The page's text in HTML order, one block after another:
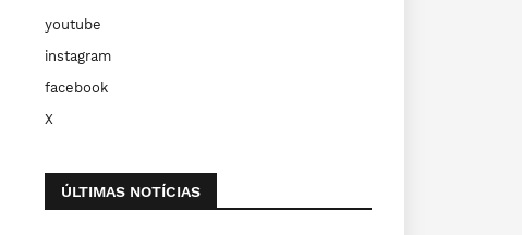
youtube
instagram
facebook
X
ÚLTIMAS NOTÍCIAS